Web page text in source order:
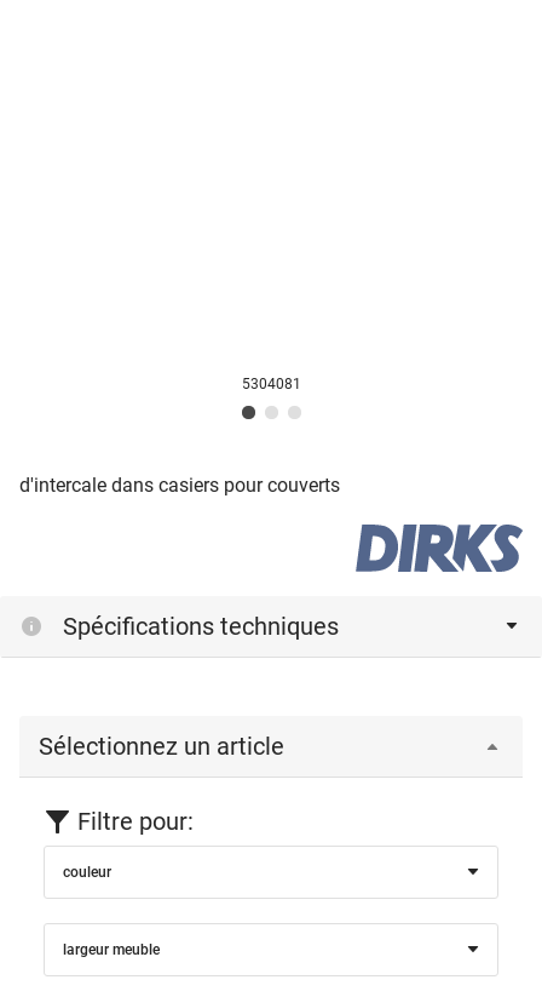
5304081
d'intercale dans casiers pour couverts
Spécifications techniques
Sélectionnez un article
Filtre pour:
couleur
largeur meuble